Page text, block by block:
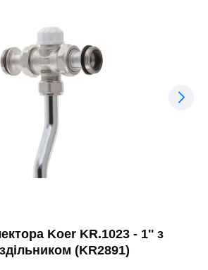
Koer KR.1023 - 1'' з
(KR2891)